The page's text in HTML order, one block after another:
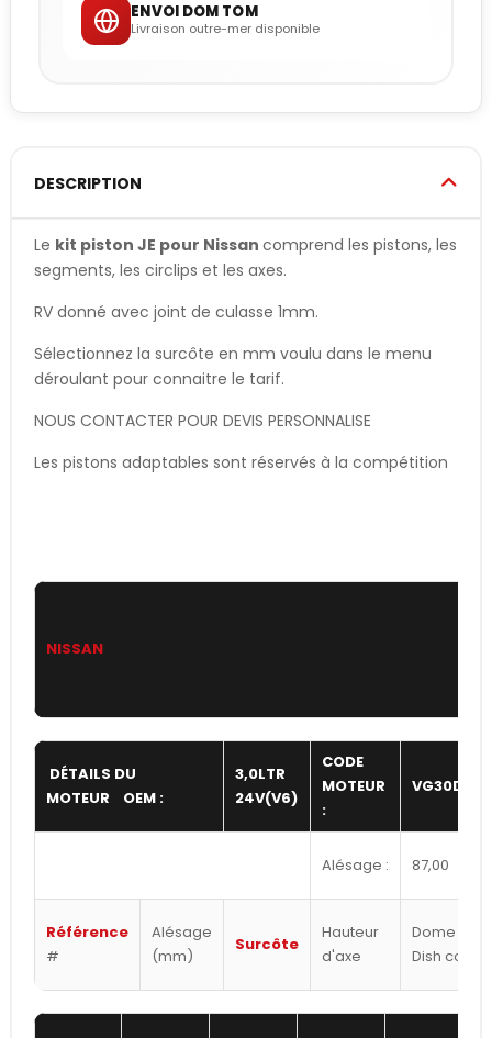
ENVOI DOM TOM
Livraison outre-mer disponible
DESCRIPTION
Le kit piston JE pour Nissan comprend les pistons, les
segments, les circlips et les axes.
RV donné avec joint de culasse 1mm.
Sélectionnez la surcôte en mm voulu dans le menu
déroulant pour connaitre le tarif.
NOUS CONTACTER POUR DEVIS PERSONNALISE
Les pistons adaptables sont réservés à la compétition
NISSAN
DÉTAILS DU
MOTEUR OEM :
3,0LTR
24V(V6)
CODE
MOTEUR
:
VG30DETT
Alésage : 87,00
Référence
#
Alésage
(mm)
Surcôte
Hauteur
d'axe
Dome /
Dish cc's